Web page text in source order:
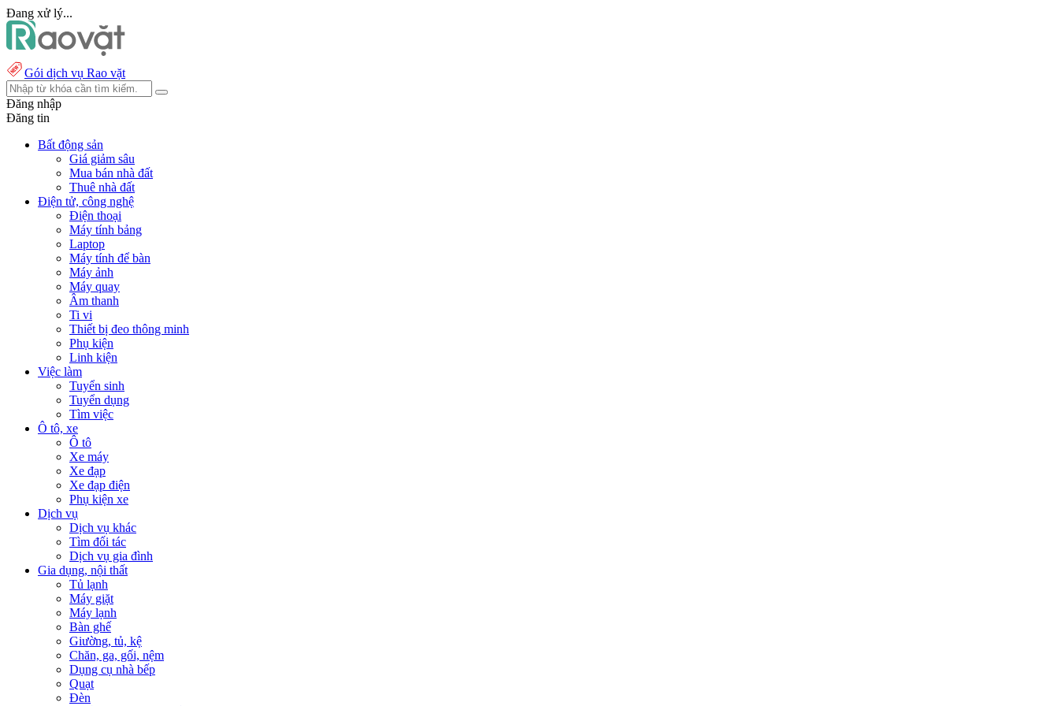
Đang xử lý...
Gói dịch vụ Rao vặt
Đăng nhập
Đăng tin
Bất động sản
Giá giảm sâu
Mua bán nhà đất
Thuê nhà đất
Điện tử, công nghệ
Điện thoại
Máy tính bảng
Laptop
Máy tính để bàn
Máy ảnh
Máy quay
Âm thanh
Ti vi
Thiết bị đeo thông minh
Phụ kiện
Linh kiện
Việc làm
Tuyển sinh
Tuyển dụng
Tìm việc
Ô tô, xe
Ô tô
Xe máy
Xe đạp
Xe đạp điện
Phụ kiện xe
Dịch vụ
Dịch vụ khác
Tìm đối tác
Dịch vụ gia đình
Gia dụng, nội thất
Tủ lạnh
Máy giặt
Máy lạnh
Bàn ghế
Giường, tủ, kệ
Chăn, ga, gối, nệm
Dụng cụ nhà bếp
Quạt
Đèn